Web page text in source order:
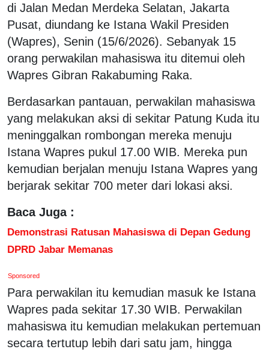
di Jalan Medan Merdeka Selatan, Jakarta
Pusat, diundang ke Istana Wakil Presiden
(Wapres), Senin (15/6/2026). Sebanyak 15
orang perwakilan mahasiswa itu ditemui oleh
Wapres Gibran Rakabuming Raka.
Berdasarkan pantauan, perwakilan mahasiswa
yang melakukan aksi di sekitar Patung Kuda itu
meninggalkan rombongan mereka menuju
Istana Wapres pukul 17.00 WIB. Mereka pun
kemudian berjalan menuju Istana Wapres yang
berjarak sekitar 700 meter dari lokasi aksi.
Baca Juga :
Demonstrasi Ratusan Mahasiswa di Depan Gedung
DPRD Jabar Memanas
Sponsored
Para perwakilan itu kemudian masuk ke Istana
Wapres pada sekitar 17.30 WIB. Perwakilan
mahasiswa itu kemudian melakukan pertemuan
secara tertutup lebih dari satu jam, hingga